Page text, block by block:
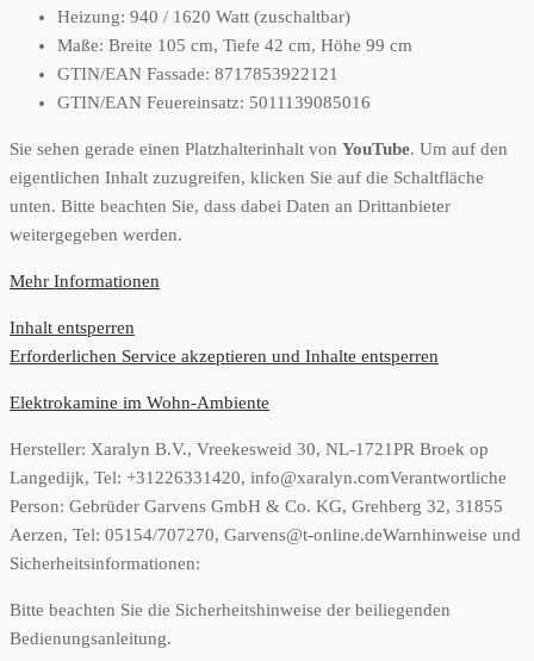
Heizung: 940 / 1620 Watt (zuschaltbar)
Maße: Breite 105 cm, Tiefe 42 cm, Höhe 99 cm
GTIN/EAN Fassade: 8717853922121
GTIN/EAN Feuereinsatz: 5011139085016
Sie sehen gerade einen Platzhalterinhalt von YouTube. Um auf den
eigentlichen Inhalt zuzugreifen, klicken Sie auf die Schaltfläche
unten. Bitte beachten Sie, dass dabei Daten an Drittanbieter
weitergegeben werden.
Mehr Informationen
Inhalt entsperren
Erforderlichen Service akzeptieren und Inhalte entsperren
Elektrokamine im Wohn-Ambiente
Hersteller: Xaralyn B.V., Vreekesweid 30, NL-1721PR Broek op
Langedijk, Tel: +31226331420, info@xaralyn.comVerantwortliche
Person: Gebrüder Garvens GmbH & Co. KG, Grehberg 32, 31855
Aerzen, Tel: 05154/707270, Garvens@t-online.deWarnhinweise und
Sicherheitsinformationen:
Bitte beachten Sie die Sicherheitshinweise der beiliegenden
Bedienungsanleitung.